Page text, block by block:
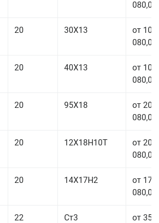
080,00
20 30Х13
от 103
080,00
20 40Х13
от 103
080,00
20 95Х18
от 208
080,00
20 12Х18Н10Т
от 209
080,00
20 14Х17Н2
от 175
080,00
22 Ст3
от 35